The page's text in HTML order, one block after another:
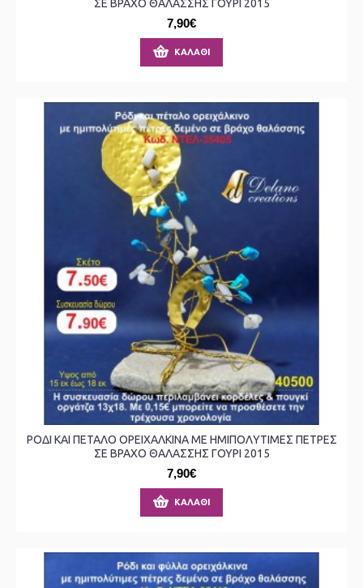
ΣΕ ΒΡΑΧΟ ΘΑΛΑΣΣΗΣ ΓΟΥΡΙ 2015
7,90€
ΚΑΛΆΘΙ
ΡΟΔΙ ΚΑΙ ΠΕΤΑΛΟ ΟΡΕΙΧΑΛΚΙΝΑ ΜΕ ΗΜΙΠΟΛΥΤΙΜΕΣ ΠΕΤΡΕΣ
ΣΕ ΒΡΑΧΟ ΘΑΛΑΣΣΗΣ ΓΟΥΡΙ 2015
7,90€
ΚΑΛΆΘΙ